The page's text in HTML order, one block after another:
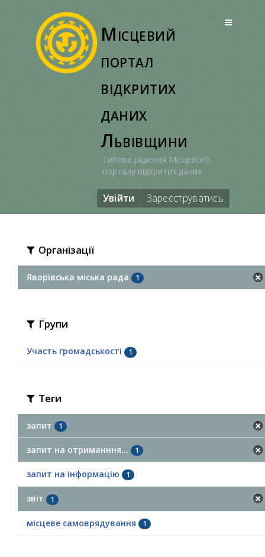
Місцевий
портал
відкритих
даних
Львівщини
Типове рішення Місцевого
порталу відкритих даних
Увійти Зареєструватись
Організації
Яворівська міська рада 1
Групи
Участь громадськості 1
Теги
запит 1
запит на отриманння... 1
запит на інформацію 1
звіт 1
місцеве самоврядування 1